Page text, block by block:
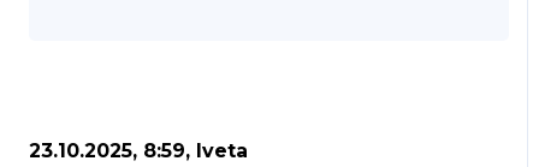
23.10.2025, 8:59, Iveta